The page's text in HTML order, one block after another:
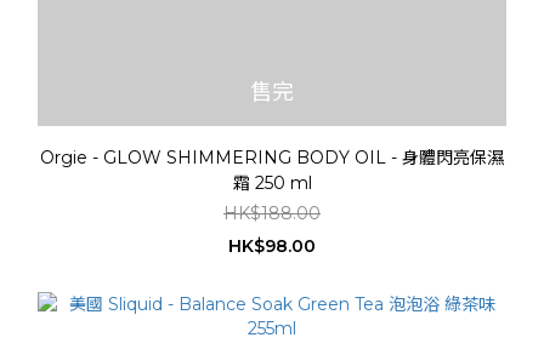
售完
Orgie - GLOW SHIMMERING BODY OIL - 身體閃亮保濕
霜 250 ml
HK$188.00
HK$98.00